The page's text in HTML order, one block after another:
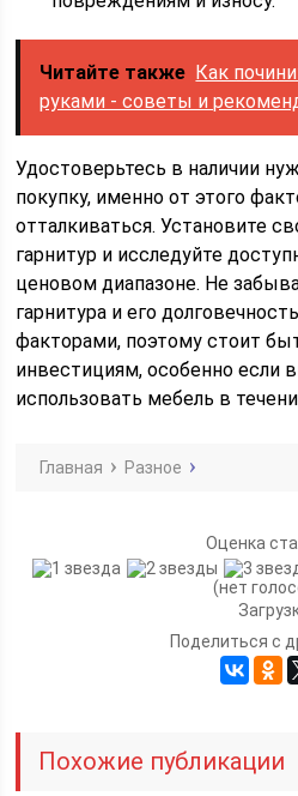
Читайте также Как
руками - советы и
Удостоверьтесь в наличии
покупку, именно от этого
отталкиваться. Установите
гарнитур и исследуйте
ценовом диапазоне. Не
гарнитура и его
факторами, поэтому стоит
инвестициям, особенно если
использовать мебель в
Главная Разное
Оценка
(нет
Поделиться с
Похожие публикации